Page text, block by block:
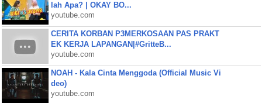
lah Apa? | OKAY BO...
youtube.com
CERITA KORBAN P3MERKOSAAN PAS PRAKT
EK KERJA LAPANGAN|#GritteB...
youtube.com
NOAH - Kala Cinta Menggoda (Official Music Vi
deo)
youtube.com